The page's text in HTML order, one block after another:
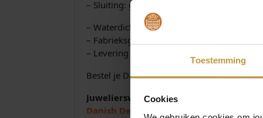
Toestemming
Cookies
– Sluiting: gespsluiting
– Waterdicht tot 3 ATM (spatwaterdicht)
– Fabrieksgarantie: 2 jaar
– Levering in originele Danish Design
Bestel je Danish Design horloge
Juwelierswebshop.nl is officieel dealer
Danish Design horloges dames